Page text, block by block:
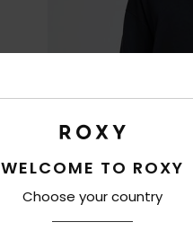
5
WELCOME TO ROXY
Choose your country